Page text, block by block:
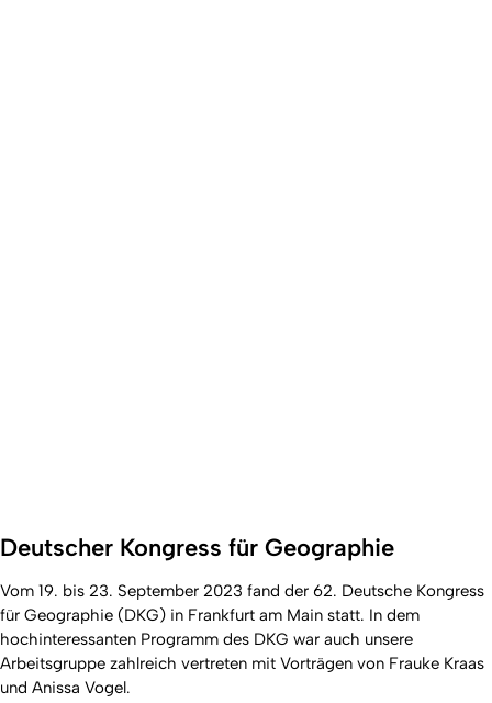
Deutscher Kongress für Geographie
Vom 19. bis 23. September 2023 fand der 62. Deutsche Kongress
für Geographie (DKG) in Frankfurt am Main statt. In dem
hochinteressanten Programm des DKG war auch unsere
Arbeitsgruppe zahlreich vertreten mit Vorträgen von Frauke Kraas
und Anissa Vogel.